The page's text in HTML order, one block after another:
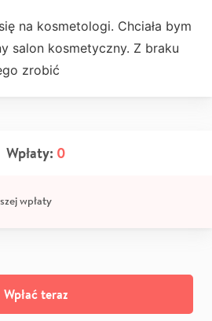
na kosmetologi. Chciała bym
salon kosmetyczny. Z braku
zrobić
Wpłaty: 0
wpłaty
Wpłać teraz